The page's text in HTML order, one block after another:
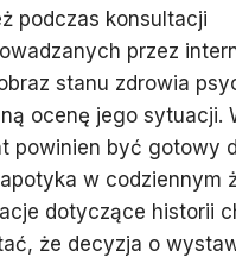
podczas konsultacji
przez
stanu zdrowia
ocenę jego
powinien być gotowy
w codziennym
dotyczące historii
że decyzja o